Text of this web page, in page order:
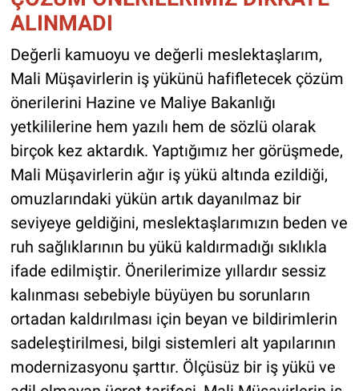
ALINMADI
Değerli kamuoyu ve değerli meslektaşlarım,
Mali Müşavirlerin iş yükünü hafifletecek çözüm
önerilerini Hazine ve Maliye Bakanlığı
yetkililerine hem yazılı hem de sözlü olarak
birçok kez aktardık. Yaptığımız her görüşmede,
Mali Müşavirlerin ağır iş yükü altında ezildiği,
omuzlarındaki yükün artık dayanılmaz bir
seviyeye geldiğini, meslektaşlarımızın beden ve
ruh sağlıklarının bu yükü kaldırmadığı sıklıkla
ifade edilmiştir. Önerilerimize yıllardır sessiz
kalınması sebebiyle büyüyen bu sorunların
ortadan kaldırılması için beyan ve bildirimlerin
sadeleştirilmesi, bilgi sistemleri alt yapılarının
modernizasyonu şarttır. Ölçüsüz bir iş yükü ve